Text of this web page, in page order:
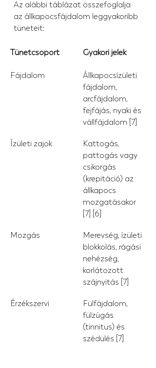
Az alábbi táblázat összefoglalja
az állkapocsfájdalom leggyakoribb
tüneteit:
Tünetcsoport Gyakori jelek
Fájdalom
Állkapocsízületi
fájdalom,
arcfájdalom,
fejfájás, nyaki és
vállfájdalom [7]
Ízületi zajok
Kattogás,
pattogás vagy
csikorgás
(krepitáció) az
állkapocs
mozgatásakor
[7] [6]
Mozgás
Merevség, ízületi
blokkolás, rágási
nehézség,
korlátozott
szájnyitás [7]
Érzékszervi
Fülfájdalom,
fülzúgás
(tinnitus) és
szédülés [7]